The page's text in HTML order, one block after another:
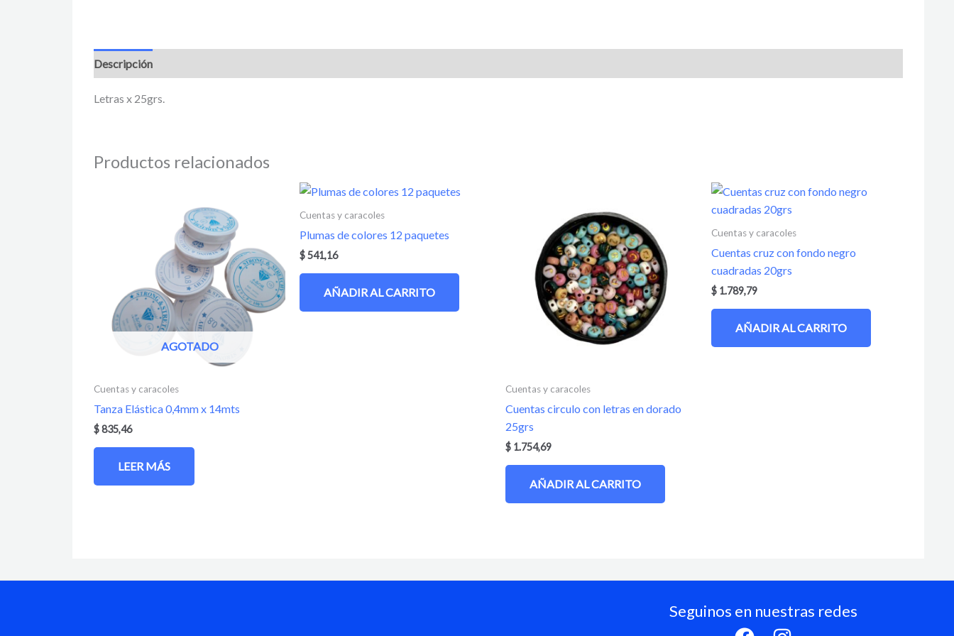
Descripción
Letras x 25grs.
Productos relacionados
AGOTADO
Cuentas y caracoles
Tanza Elástica 0,4mm x 14mts
$835,46
LEER MÁS
Cuentas y caracoles
Plumas de colores 12 paquetes
$541,16
AÑADIR AL CARRITO
Cuentas y caracoles
Cuentas circulo con letras en dorado
25grs
$ 1.754,69
AÑADIR AL CARRITO
Cuentas y caracoles
Cuentas cruz con fondo negro
cuadradas 20grs
$ 1.789,79
AÑADIR AL CARRITO
Seguinos en nuestras redes